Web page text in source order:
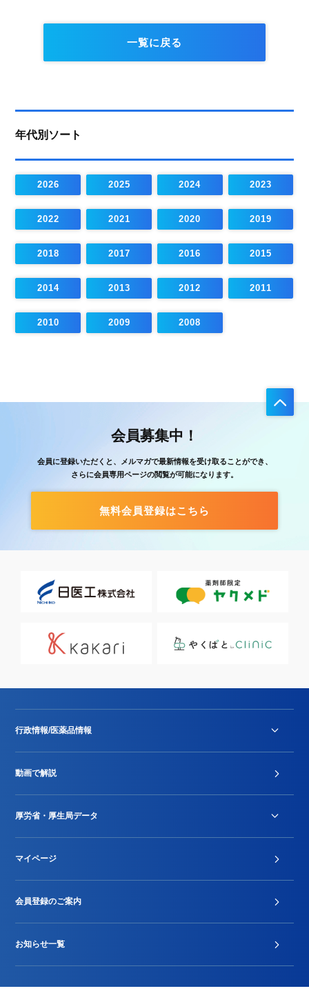
一覧に戻る
年代別ソート
2026 2025 2024 2023
2022 2021 2020 2019
2018 2017 2016 2015
2014 2013 2012 2011
2010 2009 2008
会員募集中！
会員に登録いただくと、メルマガで最新情報を受け取ることができ、
さらに会員専用ページの閲覧が可能になります。
無料会員登録はこちら
行政情報/医薬品情報
Stu-GEレポート
動画で解説
厚労省・厚生局データ
2024年度新設項目届出状況
マイページ
会員登録のご案内
お知らせ一覧